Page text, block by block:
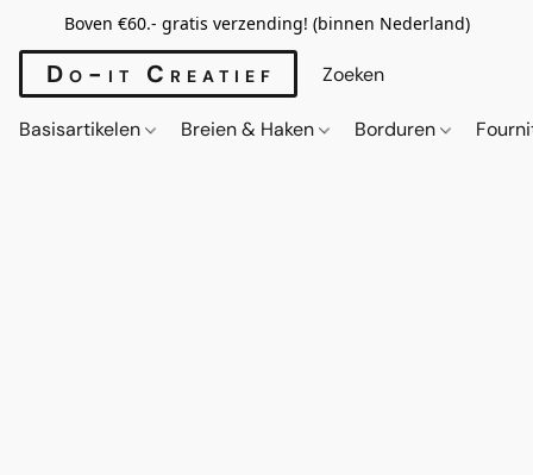
Boven €60.- gratis verzending! (binnen Nederland)
Do-it Creatief
Basisartikelen Breien & Haken Borduren